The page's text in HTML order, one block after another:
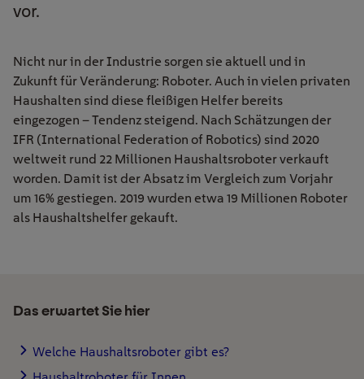
vor.
Nicht nur in der Industrie sorgen sie aktuell und in
Zukunft für Veränderung: Roboter. Auch in vielen privaten
Haushalten sind diese fleißigen Helfer bereits
eingezogen – Tendenz steigend. Nach Schätzungen der
IFR (International Federation of Robotics) sind 2020
weltweit rund 22 Millionen Haushaltsroboter verkauft
worden. Damit ist der Absatz im Vergleich zum Vorjahr
um 16% gestiegen. 2019 wurden etwa 19 Millionen Roboter
als Haushaltshelfer gekauft.
Das erwartet Sie hier
Welche Haushaltsroboter gibt es?